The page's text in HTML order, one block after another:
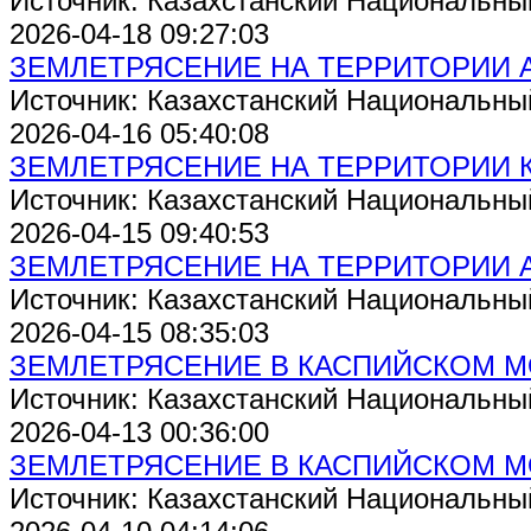
2026-04-18 09:27:03
ЗЕМЛЕТРЯСЕНИЕ НА ТЕРРИТОРИИ
Источник: Казахстанский
2026-04-16 05:40:08
ЗЕМЛЕТРЯСЕНИЕ НА ТЕРРИТОРИИ
Источник: Казахстанский
2026-04-15 09:40:53
ЗЕМЛЕТРЯСЕНИЕ НА ТЕРРИТОРИИ
Источник: Казахстанский
2026-04-15 08:35:03
ЗЕМЛЕТРЯСЕНИЕ В КАСПИЙСКОМ
Источник: Казахстанский
2026-04-13 00:36:00
ЗЕМЛЕТРЯСЕНИЕ В КАСПИЙСКОМ
Источник: Казахстанский